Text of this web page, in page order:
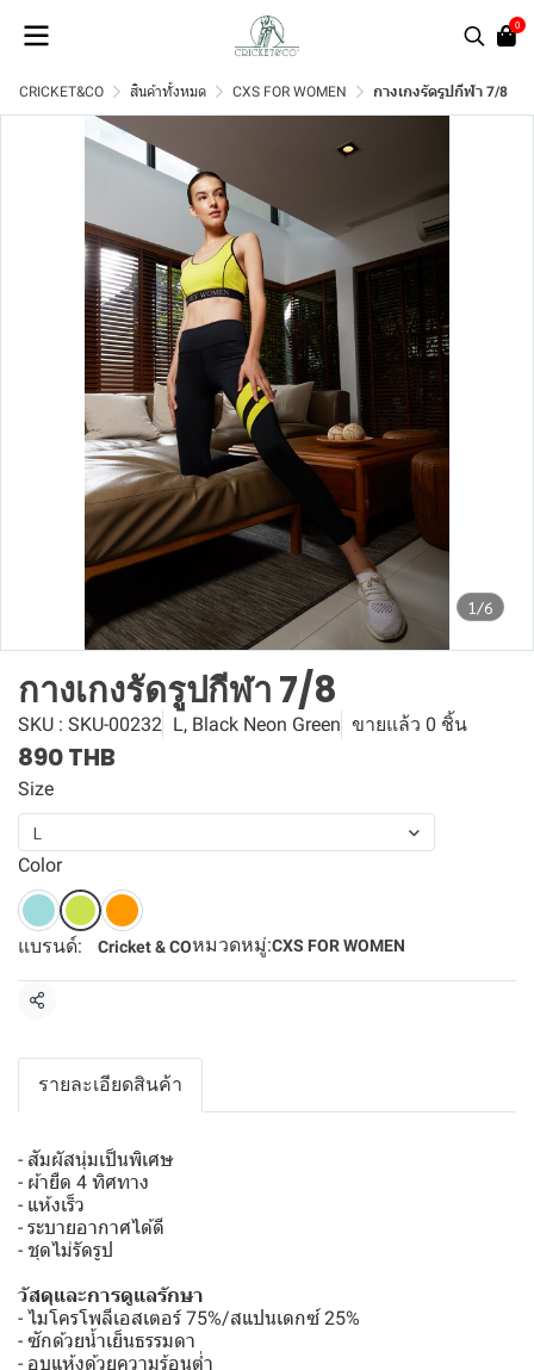
0
CRICKET&CO สินค้าทั้งหมด CXS FOR WOMEN กางเกงรัดรูปกีฬา 7/8
1/6
กางเกงรัดรูปกีฬา 7/8
SKU : SKU-00232 L, Black Neon Green ขายแล้ว 0 ชิ้น
890 THB
Size
L
Color
แบรนด์: Cricket & COหมวดหมู่:CXS FOR WOMEN
แชร์
รายละเอียดสินค้า
- สัมผัสนุ่มเป็นพิเศษ
- ผ้ายืด 4 ทิศทาง
- แห้งเร็ว
- ระบายอากาศได้ดี
- ชุดไม่รัดรูป
วัสดุและการดูแลรักษา
- ไมโครโพลีเอสเตอร์ 75%/สแปนเดกซ์ 25%
- ซักด้วยน้ำเย็นธรรมดา
- อบแห้งด้วยความร้อนต่ำ